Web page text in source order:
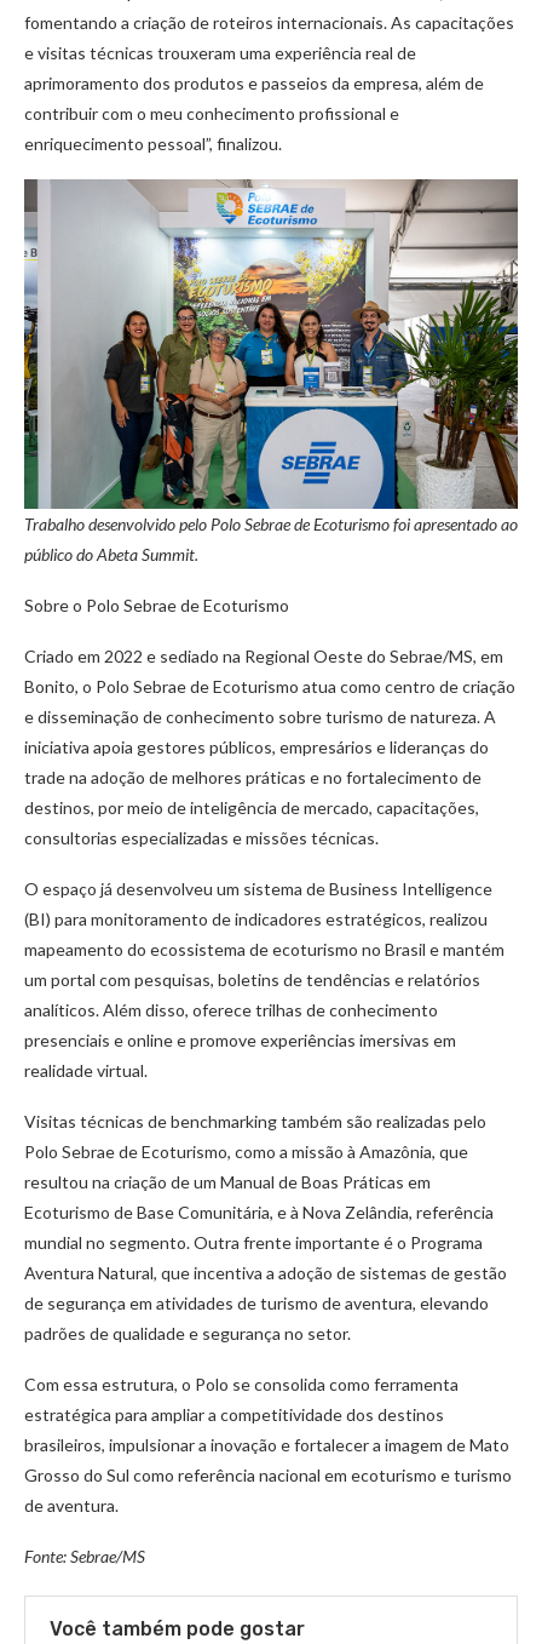
fomentando a criação de roteiros internacionais. As capacitações
e visitas técnicas trouxeram uma experiência real de
aprimoramento dos produtos e passeios da empresa, além de
contribuir com o meu conhecimento profissional e
enriquecimento pessoal”, finalizou.
Trabalho desenvolvido pelo Polo Sebrae de Ecoturismo foi apresentado ao
público do Abeta Summit.
Sobre o Polo Sebrae de Ecoturismo
Criado em 2022 e sediado na Regional Oeste do Sebrae/MS, em
Bonito, o Polo Sebrae de Ecoturismo atua como centro de criação
e disseminação de conhecimento sobre turismo de natureza. A
iniciativa apoia gestores públicos, empresários e lideranças do
trade na adoção de melhores práticas e no fortalecimento de
destinos, por meio de inteligência de mercado, capacitações,
consultorias especializadas e missões técnicas.
O espaço já desenvolveu um sistema de Business Intelligence
(BI) para monitoramento de indicadores estratégicos, realizou
mapeamento do ecossistema de ecoturismo no Brasil e mantém
um portal com pesquisas, boletins de tendências e relatórios
analíticos. Além disso, oferece trilhas de conhecimento
presenciais e online e promove experiências imersivas em
realidade virtual.
Visitas técnicas de benchmarking também são realizadas pelo
Polo Sebrae de Ecoturismo, como a missão à Amazônia, que
resultou na criação de um Manual de Boas Práticas em
Ecoturismo de Base Comunitária, e à Nova Zelândia, referência
mundial no segmento. Outra frente importante é o Programa
Aventura Natural, que incentiva a adoção de sistemas de gestão
de segurança em atividades de turismo de aventura, elevando
padrões de qualidade e segurança no setor.
Com essa estrutura, o Polo se consolida como ferramenta
estratégica para ampliar a competitividade dos destinos
brasileiros, impulsionar a inovação e fortalecer a imagem de Mato
Grosso do Sul como referência nacional em ecoturismo e turismo
de aventura.
Fonte: Sebrae/MS
Você também pode gostar